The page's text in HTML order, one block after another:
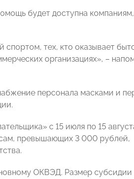
будет доступна
спортом, тех, кто оказывает
организациях», –
персонала масками и
с 15 июля по 15
превышающих 3 000 рублей,
ОКВЭД. Размер субсидии